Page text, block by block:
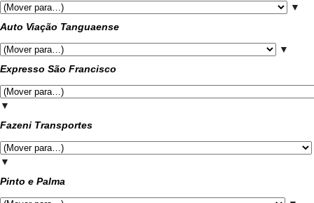
▼
Auto Viação Tanguaense
▼
Expresso São Francisco
▼
Fazeni Transportes
▼
Pinto e Palma